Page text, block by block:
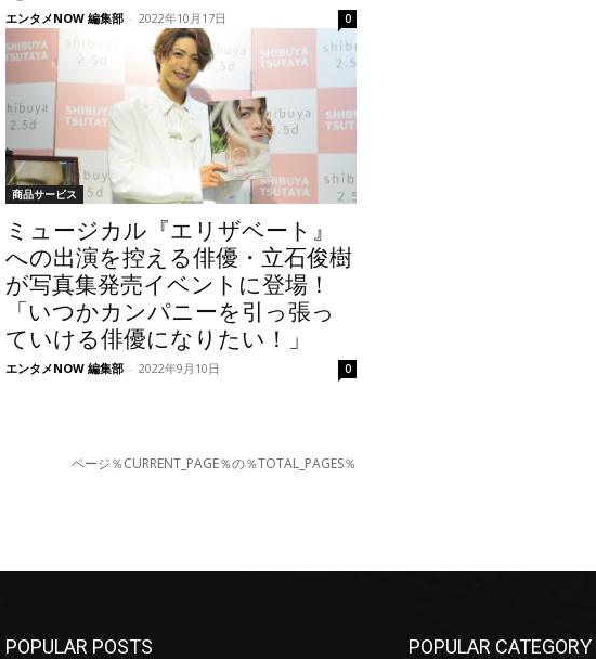
エンタメNOW 編集部 - 2022年10月17日 0
商品サービス
ミュージカル『エリザベート』
への出演を控える俳優・立石俊樹
が写真集発売イベントに登場！
「いつかカンパニーを引っ張っ
ていける俳優になりたい！」
エンタメNOW 編集部 - 2022年9月10日 0
ページ％CURRENT_PAGE％の％TOTAL_PAGES％
POPULAR POSTS POPULAR CATEGORY